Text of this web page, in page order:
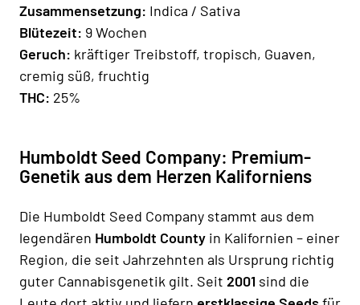
Zusammensetzung: Indica / Sativa
Blütezeit: 9 Wochen
Geruch: kräftiger Treibstoff, tropisch, Guaven,
cremig süß, fruchtig
THC: 25%
Humboldt Seed Company: Premium-
Genetik aus dem Herzen Kaliforniens
Die Humboldt Seed Company stammt aus dem
legendären Humboldt County in Kalifornien – einer
Region, die seit Jahrzehnten als Ursprung richtig
guter Cannabisgenetik gilt. Seit 2001 sind die